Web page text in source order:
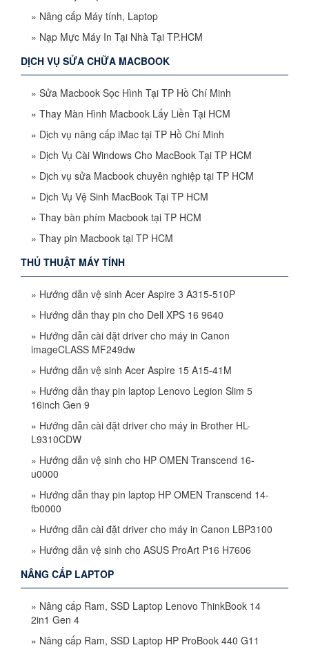
» Nâng cấp Máy tính, Laptop
» Nạp Mực Máy In Tại Nhà Tại TP.HCM
DỊCH VỤ SỬA CHỮA MACBOOK
» Sửa Macbook Sọc Hình Tại TP Hồ Chí Minh
» Thay Màn Hình Macbook Lấy Liền Tại HCM
» Dịch vụ nâng cấp iMac tại TP Hồ Chí Minh
» Dịch Vụ Cài Windows Cho MacBook Tại TP HCM
» Dịch vụ sửa Macbook chuyên nghiệp tại TP HCM
» Dịch Vụ Vệ Sinh MacBook Tại TP HCM
» Thay bàn phím Macbook tại TP HCM
» Thay pin Macbook tại TP HCM
THỦ THUẬT MÁY TÍNH
» Hướng dẫn vệ sinh Acer Aspire 3 A315-510P
» Hướng dẫn thay pin cho Dell XPS 16 9640
» Hướng dẫn cài đặt driver cho máy in Canon
imageCLASS MF249dw
» Hướng dẫn vệ sinh Acer Aspire 15 A15-41M
» Hướng dẫn thay pin laptop Lenovo Legion Slim 5
16inch Gen 9
» Hướng dẫn cài đặt driver cho máy in Brother HL-
L9310CDW
» Hướng dẫn vệ sinh cho HP OMEN Transcend 16-
u0000
» Hướng dẫn thay pin laptop HP OMEN Transcend 14-
fb0000
» Hướng dẫn cài đặt driver cho máy in Canon LBP3100
» Hướng dẫn vệ sinh cho ASUS ProArt P16 H7606
NÂNG CẤP LAPTOP
» Nâng cấp Ram, SSD Laptop Lenovo ThinkBook 14
2in1 Gen 4
» Nâng cấp Ram, SSD Laptop HP ProBook 440 G11